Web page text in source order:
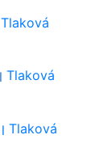
Tlaková
Tlaková
Tlaková